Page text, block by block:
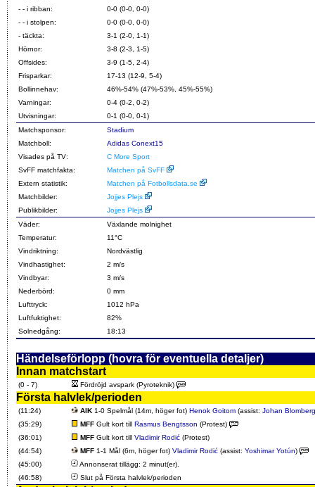
- - i ribban:
0-0 (0-0, 0-0)
- - i stolpen:
0-0 (0-0, 0-0)
- täckta:
3-1 (2-0, 1-1)
Hörnor:
3-8 (2-3, 1-5)
Offsides:
3-9 (1-5, 2-4)
Frisparkar:
17-13 (12-9, 5-4)
Bollinnehav:
46%-54% (47%-53%, 45%-55%)
Varningar:
0-4 (0-2, 0-2)
Utvisningar:
0-1 (0-0, 0-1)
Matchsponsor:
Stadium
Matchboll:
Adidas Conext15
Visades på TV:
C More Sport
SvFF matchfakta:
Matchen på SvFF
Extern statistik:
Matchen på Fotbollsdata.se
Matchbilder:
Jojjes Plejs
Publikbilder:
Jojjes Plejs
Väder:
Växlande molnighet
Temperatur:
11°C
Vindriktning:
Nordvästlig
Vindhastighet:
2 m/s
Vindbyar:
3 m/s
Nederbörd:
0 mm
Lufttryck:
1012 hPa
Luftfuktighet:
82%
Solnedgång:
18:13
Händelseförlopp (hovra för eventuella detaljer)
Innan matchstart
(0 - 7) Fördröjd avspark (Pyroteknik)
Första halvlek/perioden
(11:24) AIK 1-0 Spelmål (14m, höger fot) Henok Goitom (assist: Johan Blomberg
(35:29)
MFF Gult kort till Rasmus Bengtsson (Protest)
(36:01)
MFF Gult kort till Vladimir Rodić (Protest)
(44:54)
MFF 1-1 Mål (6m, höger fot) Vladimir Rodić (assist: Yoshimar Yotún)
(45:00)
Annonserat tillägg: 2 minut(er).
(46:58)
Slut på Första halvlek/perioden